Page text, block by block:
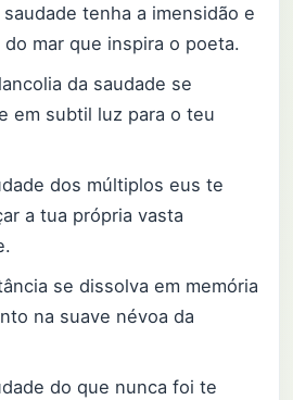
tenha a imensidão e
mar que inspira o poeta.
da saudade se
em subtil luz para o teu
dos múltiplos eus te
a tua própria vasta
se dissolva em memória
na suave névoa da
do que nunca foi te